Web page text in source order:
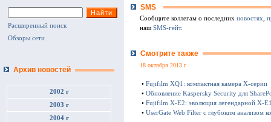
Расширенный поиск
Обзоры сети
Архив новостей
2002 г
2003 г
2004 г
SMS
Сообщите коллегам о последних новостях
наш SMS-гейт.
Смотрите также
18 октября 2013 г
• Fujifilm XQ1: компактная камера Х-серии
• Обновление Kaspersky Security для
• Fujifilm X-E2: эволюция легендарной X-
• UserGate Web Filter с глубоким анализом